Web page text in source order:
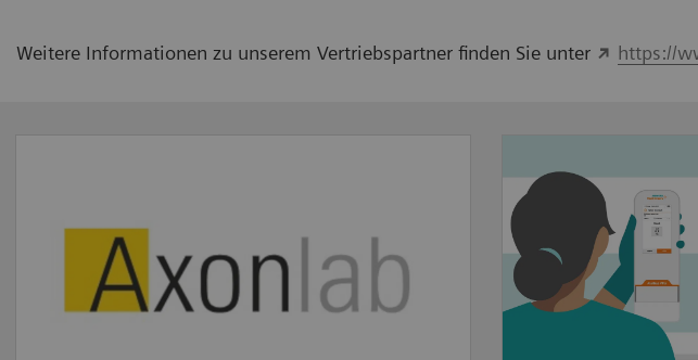
Weitere Informationen zu unserem Vertriebspartner finden Sie unter https://